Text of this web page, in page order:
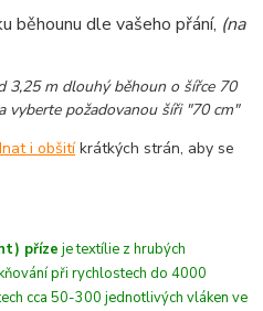
běhounu dle vašeho přání, (na
3,25 m dlouhý běhoun o šířce 70
vyberte požadovanou šíři "70 cm"
i obšitíkrátkých strán, aby se
příze je textílie z hrubých
při rychlostech do 4000
cca 50-300 jednotlivých vláken ve